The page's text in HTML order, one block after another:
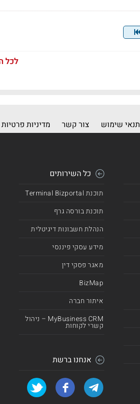
לכל
תנאי שימוש צור קשר מדיניות פרטיות
כל השירותים
תוכנת Terminal Bizportal
תוכנת בורסה גרף
הנהלת חשבונות דיגיטלית
מידע עסקי פיננסי
מאגר פסקי דין
BizMap
איתור חברה
MyBusiness CRM – ניהול
קשרי לקוחות
אנחנו ברשת